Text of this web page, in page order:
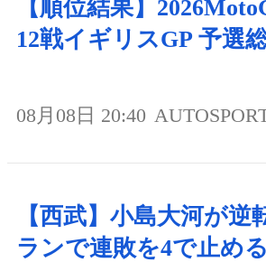
【順位結果】
12戦イギリスGP 予選
08月08日 20:40
【西武】小島大河が逆
ランで連敗を4で止め